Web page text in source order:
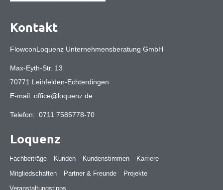
Kontakt
FlowconLoquenz Unternehmensberatung GmbH
Max-Eyth-Str. 13
70771 Leinfelden-Echterdingen
E-mail: office@loquenz.de
Telefon: 0711 7585778-70
Loquenz
Fachbeiträge Kunden Kundenstimmen
Karriere
Mitgliedschaften
Partner & Freunde
Projekte
Veranstaltungstipps